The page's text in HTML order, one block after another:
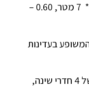
הבריכה בגודל של כ- 70 מ"ר (10 * 7 מטר, 0.60 –
בעדינות
הוילה נבנתה לאחרונה עם סה"כ של 4 חדרי שינה,